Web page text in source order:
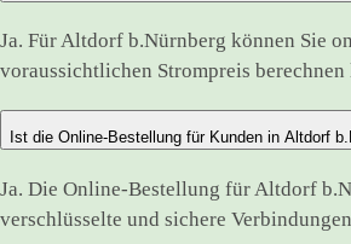
Ja. Für Altdorf b.Nürnberg können Sie
voraussichtlichen Strompreis berechnen
Ist die Online-Bestellung für Kunden in Altdorf
Ja. Die Online-Bestellung für Altdorf
verschlüsselte und sichere